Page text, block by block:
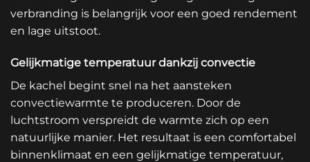
verbranding is belangrijk voor een goed rendement
en lage uitstoot.
Gelijkmatige temperatuur dankzij convectie
De kachel begint snel na het aansteken
convectiewarmte te produceren. Door de
luchtstroom verspreidt de warmte zich op een
natuurlijke manier. Het resultaat is een comfortabel
binnenklimaat en een gelijkmatige temperatuur,